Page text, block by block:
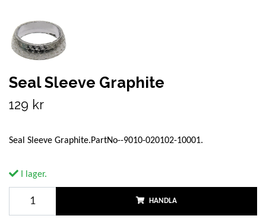
Seal Sleeve Graphite
129 kr
Seal Sleeve Graphite.PartNo--9010-020102-10001.
I lager.
HANDLA